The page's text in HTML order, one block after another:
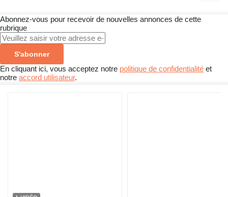
Abonnez-vous pour recevoir de nouvelles annonces de cette
rubrique
S'abonner
En cliquant ici, vous acceptez notre politique de confidentialité et
notre accord utilisateur.